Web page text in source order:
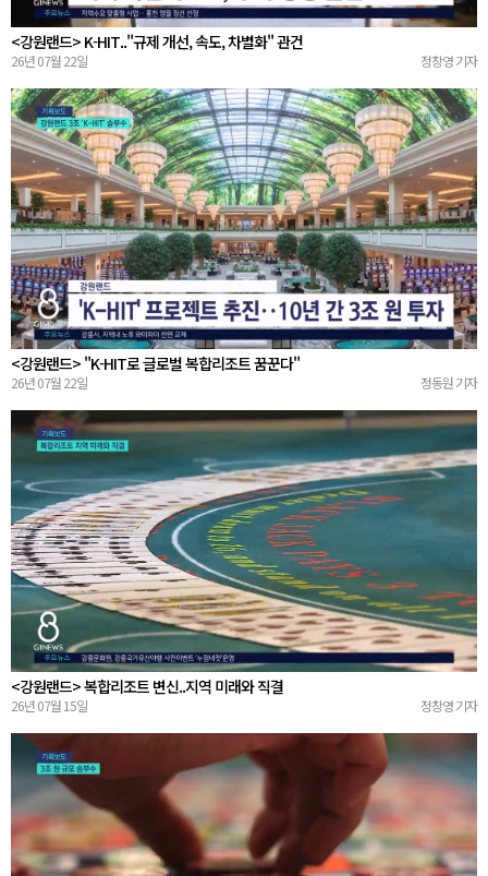
<강원랜드> K-HIT.."규제 개선, 속도, 차별화" 관건
26년 07월 22일 정창영 기자
<강원랜드> "K-HIT로 글로벌 복합리조트 꿈꾼다"
26년 07월 22일 정동원 기자
<강원랜드> 복합리조트 변신..지역 미래와 직결
26년 07월 15일 정창영 기자